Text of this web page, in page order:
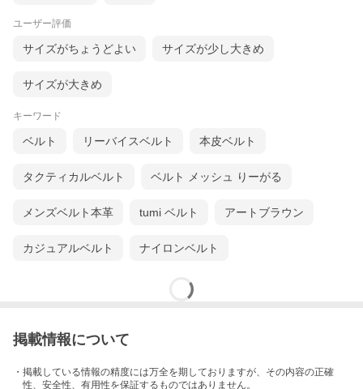
ユーザー評価
サイズがちょうどよい サイズが少し大きめ
サイズが大きめ
キーワード
ベルト リーバイスベルト 本皮ベルト
タクティカルベルト ベルト メッシュ りーがる
メンズベルト本革 tumi ベルト アートブラウン
カジュアルベルト ナイロンベルト
掲載情報について
・掲載している情報の精度には万全を期しておりますが、その内容の正確
性、安全性、有用性を保証するものではありません。